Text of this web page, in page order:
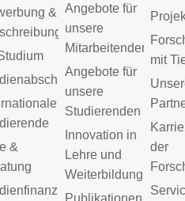
&
&
Angebote für
unsere
Mitarbeitenden
Angebote für
unsere
Studierenden
Innovation in
Lehre und
Weiterbildung
Publikationen
mit
der